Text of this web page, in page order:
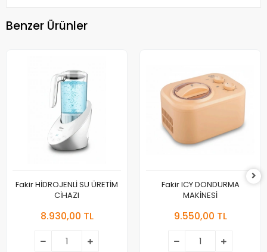
Benzer Ürünler
Fakir HİDROJENLİ SU ÜRETİM
CİHAZI
8.930,00 TL
Fakir ICY DONDURMA
MAKİNESİ
9.550,00 TL